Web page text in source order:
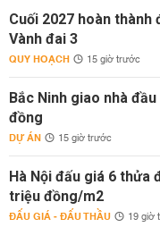
Cuối 2027 hoàn thành
Vành đai 3
QUY HOẠCH 15 giờ trước
Bắc Ninh giao nhà
đồng
DỰ ÁN 15 giờ trước
Hà Nội đấu giá 6 thửa
triệu đồng/m2
ĐẤU GIÁ - ĐẤU THẦU 19 giờ